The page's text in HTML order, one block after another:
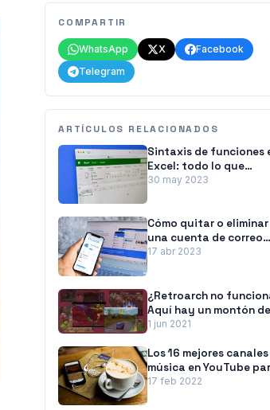
COMPARTIR
WhatsApp X
Facebook
Telegram
ARTÍCULOS RELACIONADOS
Sintaxis de funciones
Excel: todo lo que
necesita saber
30 may 2023
Cómo quitar o eliminar
una cuenta de correo
electrónico de Outlook
17 abr 2023
¿Retroarch no
Aquí hay un montón de
correcciones
1 jun 2021
Los 16 mejores
música en YouTube
concentrarse, estudiar
17 feb 2022